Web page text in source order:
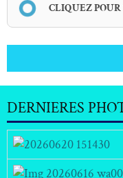
CLIQUEZ
DERNIERES